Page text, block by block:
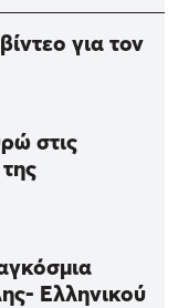
για τον
στις
Ελληνικού